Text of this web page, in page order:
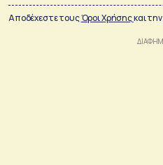
Αποδέχεστε τουςΌροι Χρήσηςκαι την